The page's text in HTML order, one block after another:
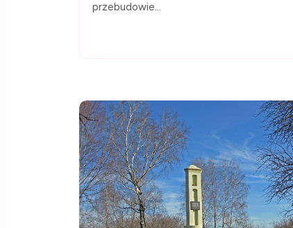
przebudowie...